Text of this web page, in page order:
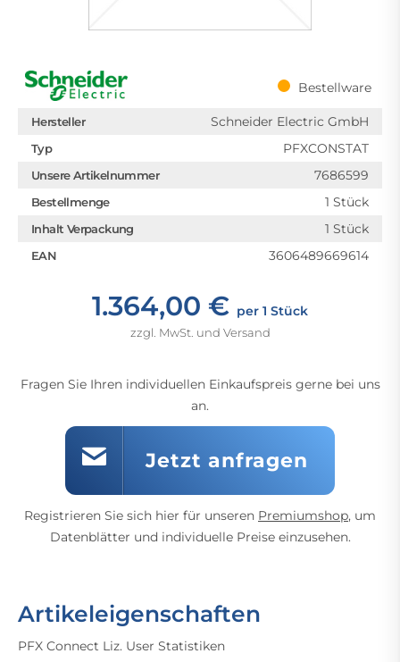
Bestellware
Hersteller Schneider Electric GmbH
Typ PFXCONSTAT
Unsere Artikelnummer 7686599
Bestellmenge 1 Stück
Inhalt Verpackung 1 Stück
EAN 3606489669614
1.364,00 € per 1 Stück
zzgl. MwSt. und Versand
Fragen Sie Ihren individuellen Einkaufspreis gerne bei uns
an.
Jetzt anfragen
Registrieren Sie sich hier für unseren Premiumshop, um
Datenblätter und individuelle Preise einzusehen.
Artikeleigenschaften
PFX Connect Liz. User Statistiken